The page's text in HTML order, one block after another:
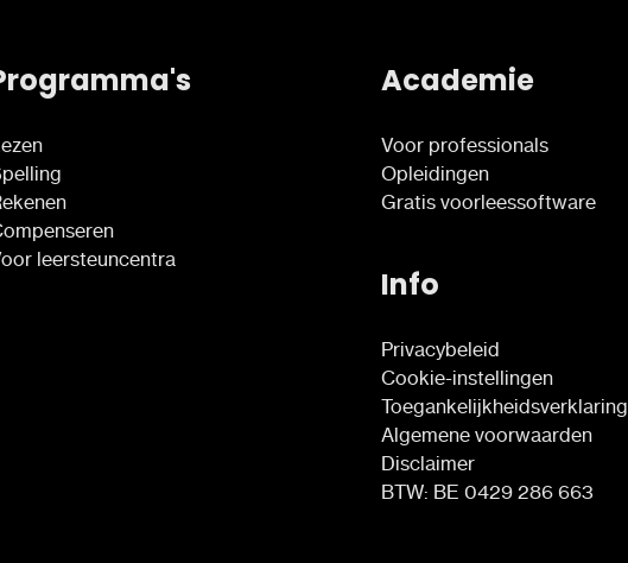
leersteuncentra
Academie
Voor professionals
Opleidingen
Gratis voorleessoftware
Info
Privacybeleid
Cookie-instellingen
Toegankelijkheidsverklaring
Algemene voorwaarden
Disclaimer
BTW: BE 0429 286 663